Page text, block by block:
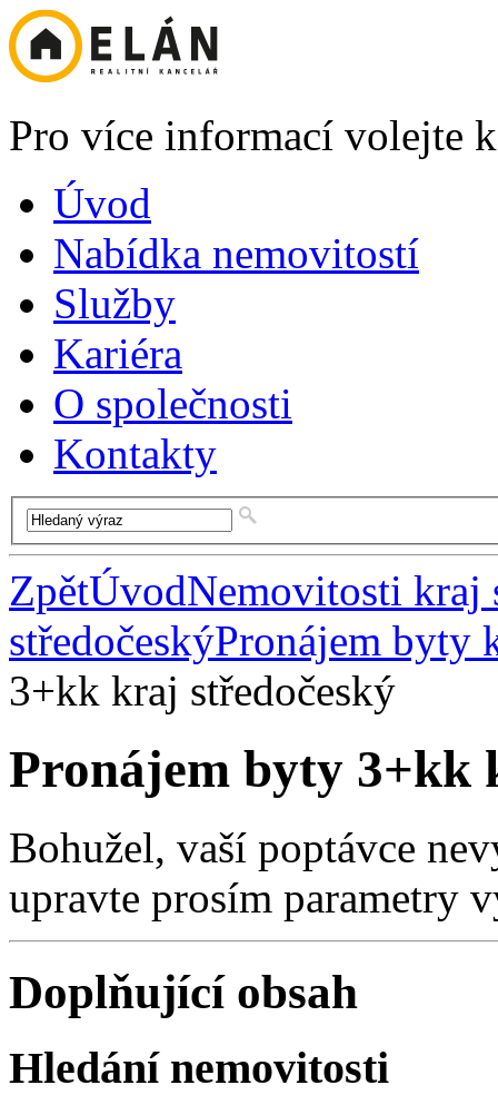
Pro více informací volejte
Úvod
Nabídka nemovitostí
Služby
Kariéra
O společnosti
Kontakty
ZpětÚvodNemovitosti kraj
středočeskýPronájem byty
3+kk kraj středočeský
Pronájem byty 3+kk
Bohužel, vaší poptávce
upravte prosím parametry
Doplňující obsah
Hledání nemovitosti